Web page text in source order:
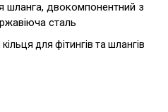
шланга, двокомпонентний з
сталь
для фітингів та шлангів